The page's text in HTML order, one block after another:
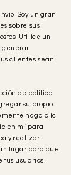
Soy un gran
sobre sus
Utilice un
generar
clientes sean
de política
su propio
haga clic
en mí para
y realizar
lugar para que
tus usuarios